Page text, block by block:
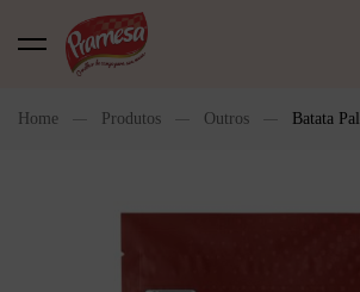
Home Produtos Outros Batata